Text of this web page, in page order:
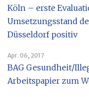
Köln – erste
Umsetzungsstand
Düsseldorf positiv
Apr. 06, 2017
BAG Gesundheit/
Arbeitspapier zum